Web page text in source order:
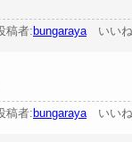
稿者:bungarayaいい
稿者:bungarayaいい